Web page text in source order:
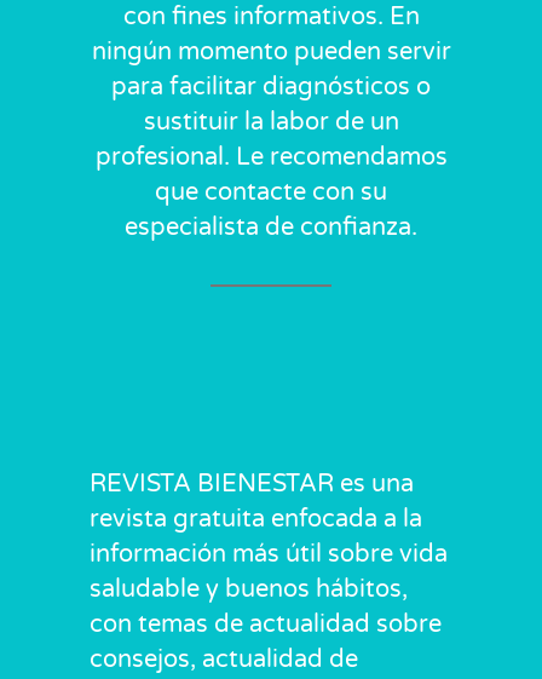
con fines informativos. En
ningún momento pueden servir
para facilitar diagnósticos o
sustituir la labor de un
profesional. Le recomendamos
que contacte con su
especialista de confianza.
REVISTA BIENESTAR es una
revista gratuita enfocada a la
información más útil sobre vida
saludable y buenos hábitos,
con temas de actualidad sobre
consejos, actualidad de